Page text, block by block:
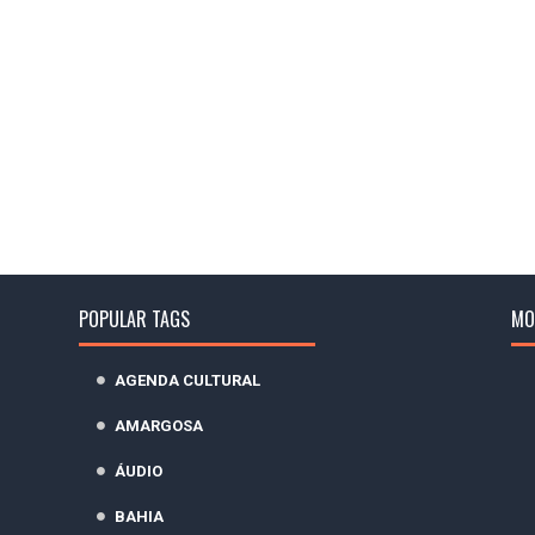
POPULAR TAGS
AGENDA CULTURAL
AMARGOSA
ÁUDIO
BAHIA